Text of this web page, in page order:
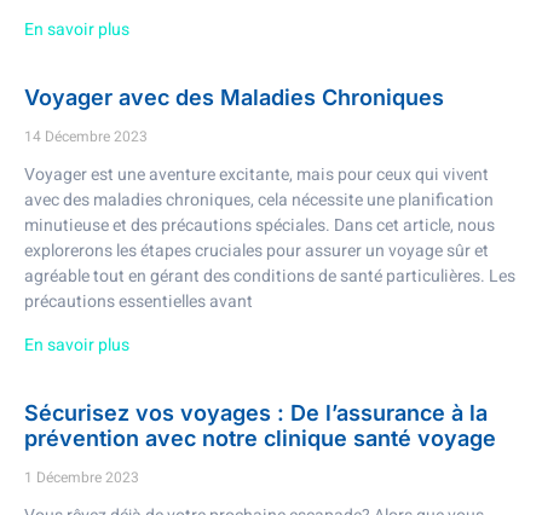
En savoir plus
Voyager avec des Maladies Chroniques
14 Décembre 2023
Voyager est une aventure excitante, mais pour ceux qui vivent
avec des maladies chroniques, cela nécessite une planification
minutieuse et des précautions spéciales. Dans cet article, nous
explorerons les étapes cruciales pour assurer un voyage sûr et
agréable tout en gérant des conditions de santé particulières. Les
précautions essentielles avant
En savoir plus
Sécurisez vos voyages : De l’assurance à la
prévention avec notre clinique santé voyage
1 Décembre 2023